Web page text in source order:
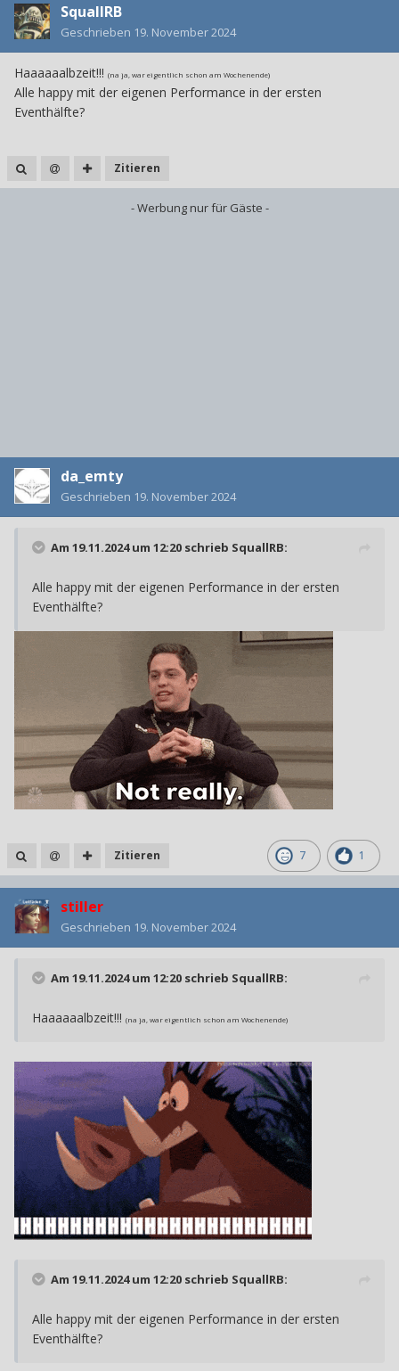
SquallRB
Geschrieben 19. November 2024
Haaaaaalbzeit!!! (na ja, war eigentlich schon am Wochenende)
Alle happy mit der eigenen Performance in der ersten
Eventhälfte?
Zitieren
- Werbung nur für Gäste -
da_emty
Geschrieben 19. November 2024
Am 19.11.2024 um 12:20 schrieb SquallRB:
Alle happy mit der eigenen Performance in der ersten
Eventhälfte?
7 1
Zitieren
stiller
Geschrieben 19. November 2024
Am 19.11.2024 um 12:20 schrieb SquallRB:
Haaaaaalbzeit!!! (na ja, war eigentlich schon am Wochenende)
Am 19.11.2024 um 12:20 schrieb SquallRB:
Alle happy mit der eigenen Performance in der ersten
Eventhälfte?